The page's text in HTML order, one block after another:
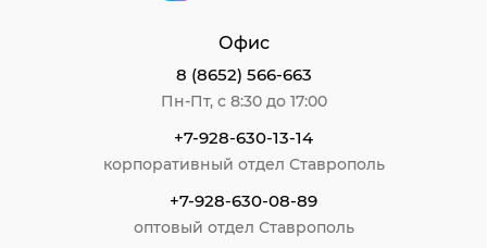
Офис
8 (8652) 566-663
Пн-Пт, с 8:30 до 17:00
+7-928-630-13-14
корпоративный отдел Ставрополь
+7-928-630-08-89
оптовый отдел Ставрополь